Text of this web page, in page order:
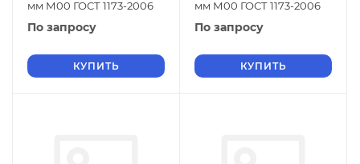
мм М00 ГОСТ 1173-2006
По запросу
КУПИТЬ
мм М00 ГОСТ 1173-2006
По запросу
КУПИТЬ